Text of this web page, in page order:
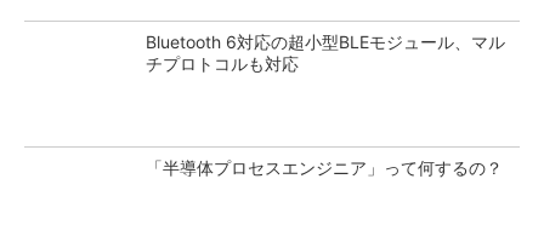
Bluetooth 6対応の超小型BLEモジュール、マル
チプロトコルも対応
「半導体プロセスエンジニア」って何するの？